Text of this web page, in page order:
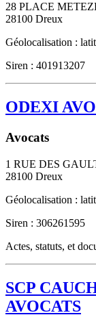
28 PLACE
28100 Dreux
Géolocalisation :
Siren : 401913207
ODEXI
Avocats
1 RUE DES
28100 Dreux
Géolocalisation :
Siren : 306261595
Actes, statuts, et
SCP
AVOCATS